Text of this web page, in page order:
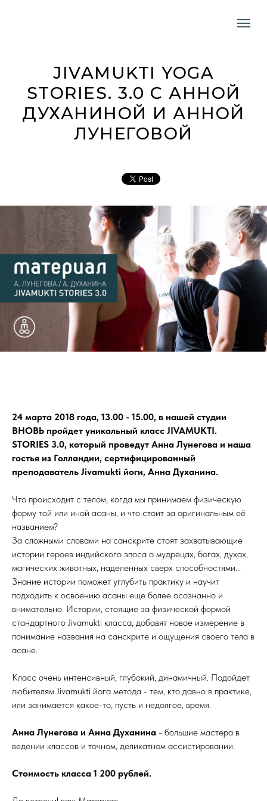
JIVAMUKTI YOGA
STORIES. 3.0 С АННОЙ
ДУХАНИНОЙ И АННОЙ
ЛУНЕГОВОЙ
24 марта 2018 года, 13.00 - 15.00, в нашей студии
ВНОВЬ пройдет уникальный класс JIVAMUKTI.
STORIES 3.0, который проведут Анна Лунегова и наша
гостья из Голландии, сертифицированный
преподаватель Jivamukti йоги, Анна Духанина.
Что происходит с телом, когда мы принимаем физическую
форму той или иной асаны, и что стоит за оригинальным её
названием?
За сложными словами на санскрите стоят захватывающие
истории героев индийского эпоса о мудрецах, богах, духах,
магических животных, наделенных сверх способностями...
Знание истории поможет углубить практику и научит
подходить к освоению асаны еще более осознанно и
внимательно. Истории, стоящие за физической формой
стандартного Jivamukti класса, добавят новое измерение в
понимание названия на санскрите и ощущения своего тела в
асане.
Класс очень интенсивный, глубокий, динамичный. Подойдет
любителям Jivamukti йога метода - тем, кто давно в практике,
или занимается какое-то, пусть и недолгое, время.
Анна Лунегова и Анна Духанина - большие мастера в
ведении классов и точном, деликатном ассистировании.
Стоимость класса 1 200 рублей.